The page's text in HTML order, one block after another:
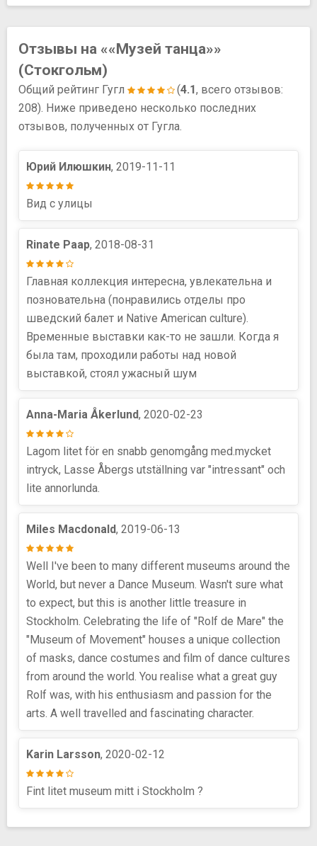
Отзывы на ««Музей танца»»
(Стокгольм)
Общий рейтинг Гугл (4.1, всего отзывов:
208). Ниже приведено несколько последних
отзывов, полученных от Гугла.
Юрий Илюшкин, 2019-11-11
Вид с улицы
Rinate Paap, 2018-08-31
Главная коллекция интересна, увлекательна и
позновательна (понравились отделы про
шведский балет и Native American culture).
Временные выставки как-то не зашли. Когда я
была там, проходили работы над новой
выставкой, стоял ужасный шум
Anna-Maria Åkerlund, 2020-02-23
Lagom litet för en snabb genomgång med.mycket
intryck, Lasse Åbergs utställning var "intressant" och
lite annorlunda.
Miles Macdonald, 2019-06-13
Well I've been to many different museums around the
World, but never a Dance Museum. Wasn't sure what
to expect, but this is another little treasure in
Stockholm. Celebrating the life of "Rolf de Mare" the
"Museum of Movement" houses a unique collection
of masks, dance costumes and film of dance cultures
from around the world. You realise what a great guy
Rolf was, with his enthusiasm and passion for the
arts. A well travelled and fascinating character.
Karin Larsson, 2020-02-12
Fint litet museum mitt i Stockholm ?